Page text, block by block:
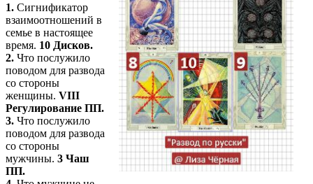
1. Сигнификатор
взаимоотношений в
семье в настоящее
время. 10 Дисков.
2. Что послужило
поводом для развода
со стороны
женщины. VIII
Регулирование ПП.
3. Что послужило
поводом для развода
со стороны
мужчины. 3 Чаш
ПП.